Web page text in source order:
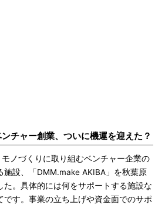
チャー創業、ついに機運を迎えた？
ノづくりに取り組むベンチャー企業の
施設、「DMM.make AKIBA」を秋葉原
た。具体的には何をサポートする施設な
です。事業の立ち上げや資金面でのサポ